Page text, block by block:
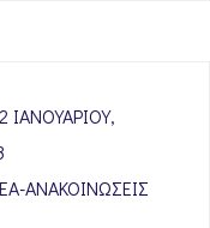
ΙΑΝΟΥΑΡΊΟΥ,
ΑΝΑΚΟΙΝΏΣΕΙΣ